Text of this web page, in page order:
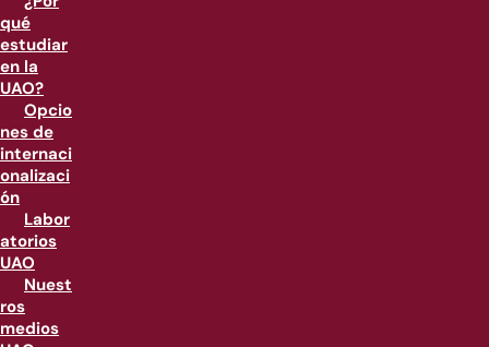
qué
estudiar
en la
UAO?
Opcio
nes de
internaci
onalizaci
ón
Labor
atorios
UAO
Nuest
ros
medios